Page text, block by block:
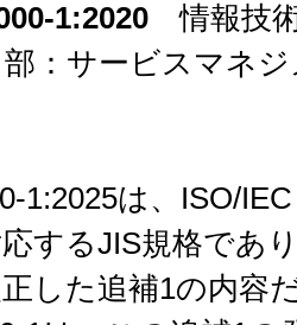
1:2020 情報技
：サービスマネ
1:2025は、ISO/
するJIS規格であ
した追補1の内容